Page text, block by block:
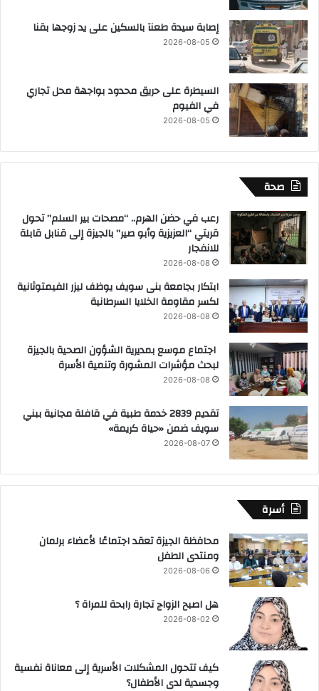
إصابة سيدة طعنآ بالسكين على يد زوجها بقنا
2026-08-05
السيطرة على حريق محدود بواجهة محل تجاري
في الفيوم
2026-08-05
صحة
رعب في حضن الهرم.. “مصحات بير السلم” تحول
قريتي “العزيزية وأبو صير” بالجيزة إلى قنابل قابلة
للانفجار
2026-08-08
ابتكار بجامعة بنى سويف يوظف ليزر الفيمتوثانية
لكسر مقاومة الخلايا السرطانية
2026-08-08
اجتماع موسع بمديرية الشؤون الصحية بالجيزة
لبحث مؤشرات المشورة وتنمية الأسرة
2026-08-08
تقديم 2839 خدمة طبية في قافلة مجانية ببني
سويف ضمن «حياة كريمة»
2026-08-07
أسرة
محافظة الجيزة تعقد اجتماعًا لأعضاء برلمان
ومنتدى الطفل
2026-08-06
هل اصبح الزواج تجارة رابحة للمراة ؟
2026-08-02
كيف تتحول المشكلات الأسرية إلى معاناة نفسية
وجسدية لدى الأطفال؟